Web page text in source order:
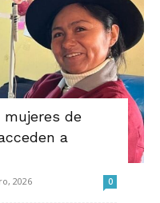
de
a
2026 0